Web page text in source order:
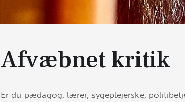
Afvæbnet kritik
Er du pædagog, lærer, sygeplejerske,